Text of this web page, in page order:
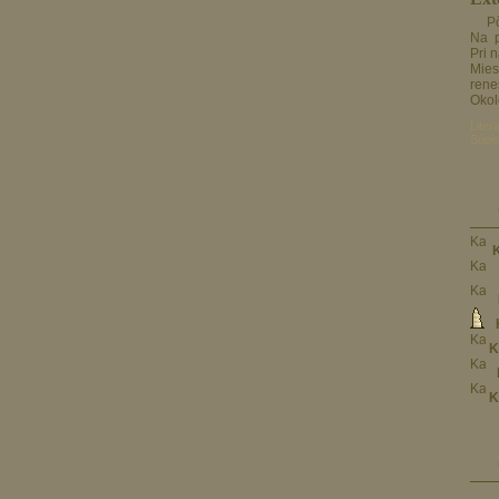
Pôvodne dvojpodlažná budova obdĺžnikového trojtraktového pôdorysu, s nárožnými arkiermi na druhom podlaží.
Na
Pri